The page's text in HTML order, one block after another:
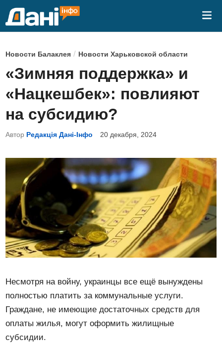
О
у
б
л
и
к
в
а
о
в
Новости Балаклея / Новости Харьковской области
«Зимняя поддержка» и
«Нацкешбек»: повлияют
на субсидию?
Автор Редакція Дані-Інфо 20 декабря, 2024
Несмотря на войну, украинцы все ещё вынуждены
полностью платить за коммунальные услуги.
Граждане, не имеющие достаточных средств для
оплаты жилья, могут оформить жилищные
субсидии.